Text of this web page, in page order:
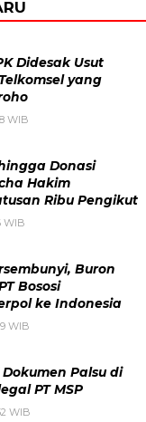
Didesak Usut
yang
WIB
Donasi
Hakim
Ribu Pengikut
WIB
Buron
Bososi
ke Indonesia
WIB
Palsu di
PT MSP
WIB